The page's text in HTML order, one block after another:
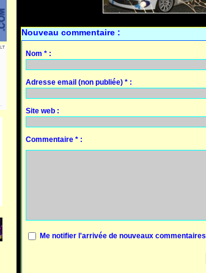
Nouveau commentaire :
Nom * :
Adresse email (non publiée) * :
Site web :
Commentaire * :
Me notifier l'arrivée de nouveaux commentaires